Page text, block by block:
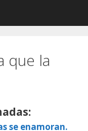
que la
se enamoran.